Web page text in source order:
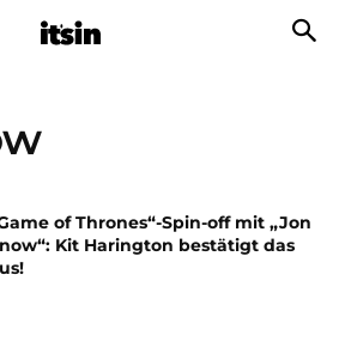
of Thrones“-Spin-off mit „Jon
Kit Harington bestätigt das